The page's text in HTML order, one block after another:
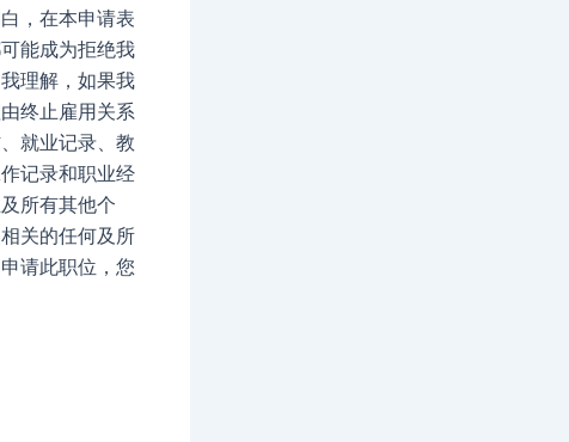
，在本申请表
能成为拒绝我
理解，如果我
终止雇用关系
就业记录、教
记录和职业经
所有其他个
关的任何及所
请此职位，您